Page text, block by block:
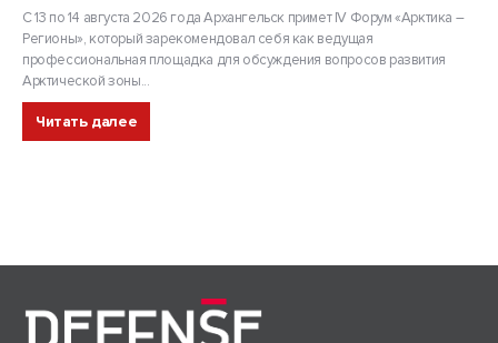
С 13 по 14 августа 2026 года Архангельск примет IV Форум «Арктика –
Регионы», который зарекомендовал себя как ведущая
профессиональная площадка для обсуждения вопросов развития
Арктической зоны...
Читать далее